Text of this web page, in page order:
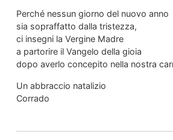
Perché nessun giorno del nuovo anno
sia sopraffatto dalla tristezza,
ci insegni la Vergine Madre
a partorire il Vangelo della gioia
dopo averlo concepito nella nostra
Un abbraccio natalizio
Corrado